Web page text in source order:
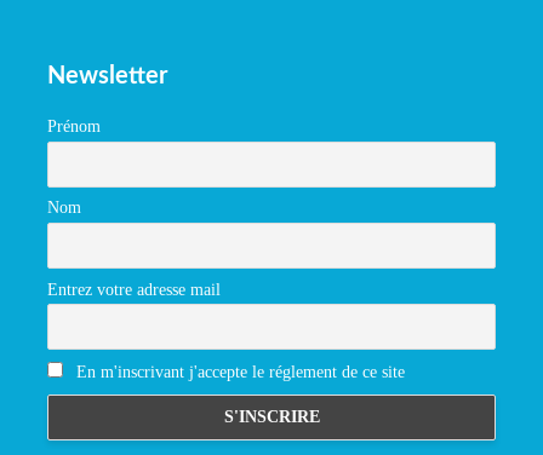
Newsletter
Prénom
Nom
Entrez votre adresse mail
En m'inscrivant j'accepte le réglement de ce site